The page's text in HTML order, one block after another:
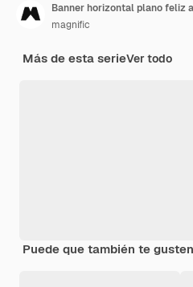
Banner horizontal plano feliz
magnific
Más de esta serieVer todo
Puede que también te